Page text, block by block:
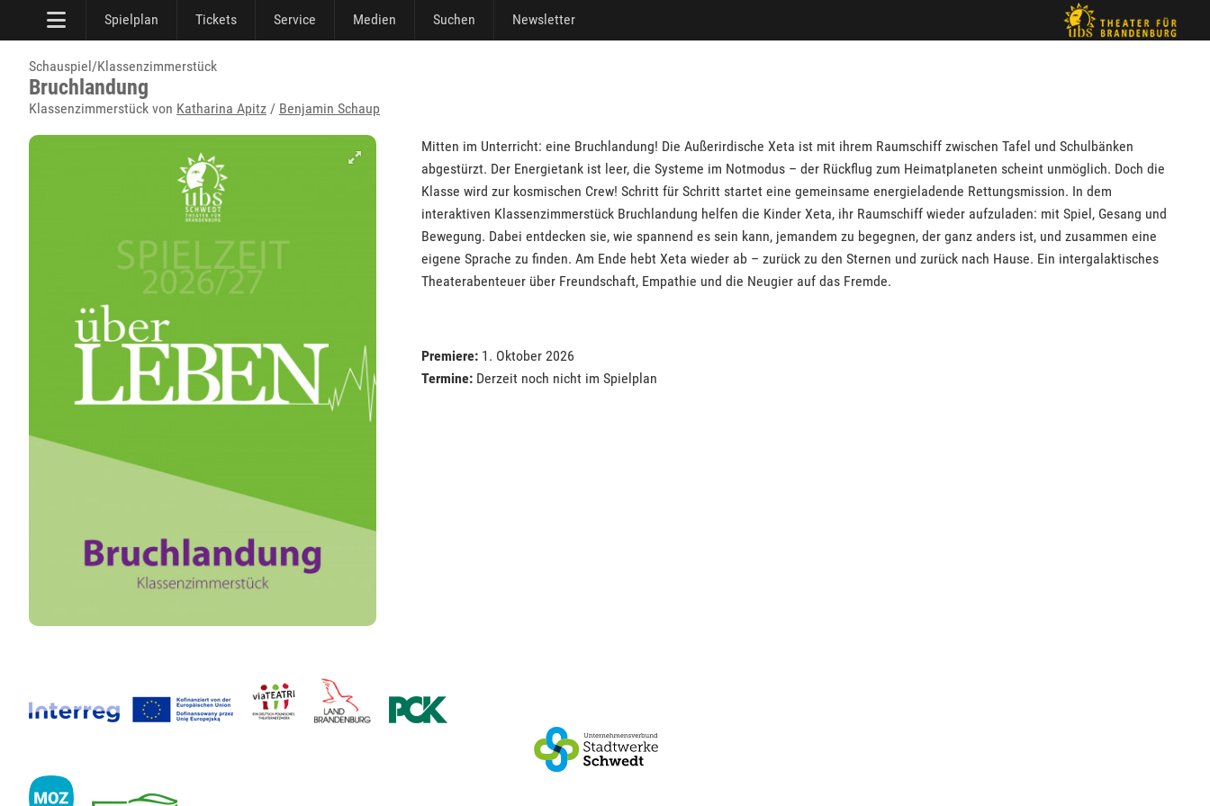
Spielplan Tickets Service Medien Suchen Newsletter
Schauspiel/Klassenzimmerstück
Bruchlandung
Klassenzimmerstück von Katharina Apitz / Benjamin Schaup
Mitten im Unterricht: eine Bruchlandung! Die Außerirdische Xeta ist mit ihrem Raumschiff zwischen Tafel und Schulbänken
abgestürzt. Der Energietank ist leer, die Systeme im Notmodus – der Rückflug zum Heimatplaneten scheint unmöglich. Doch die
Klasse wird zur kosmischen Crew! Schritt für Schritt startet eine gemeinsame energieladende Rettungsmission. In dem
interaktiven Klassenzimmerstück Bruchlandung helfen die Kinder Xeta, ihr Raumschiff wieder aufzuladen: mit Spiel, Gesang und
Bewegung. Dabei entdecken sie, wie spannend es sein kann, jemandem zu begegnen, der ganz anders ist, und zusammen eine
eigene Sprache zu finden. Am Ende hebt Xeta wieder ab – zurück zu den Sternen und zurück nach Hause. Ein intergalaktisches
Theaterabenteuer über Freundschaft, Empathie und die Neugier auf das Fremde.
Premiere: 1. Oktober 2026
Termine: Derzeit noch nicht im Spielplan